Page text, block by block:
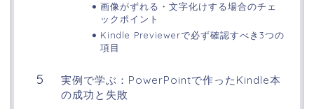
画像がずれる・文字化けする場合のチェ
ックポイント
Kindle Previewerで必ず確認すべき3つの
項目
実例で学ぶ：PowerPointで作ったKindle本
の成功と失敗